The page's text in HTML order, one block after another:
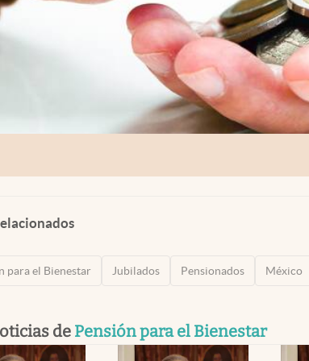
para el Bienestar Jubilados Pensionados México
de Pensión para el Bienestar